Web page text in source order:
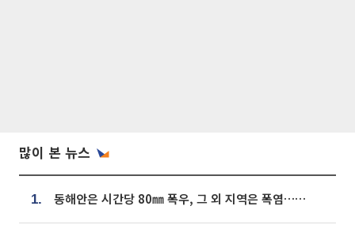
많이 본 뉴스
1. 동해안은 시간당 80㎜ 폭우, 그 외 지역은 폭염…‘극과 극 날씨’